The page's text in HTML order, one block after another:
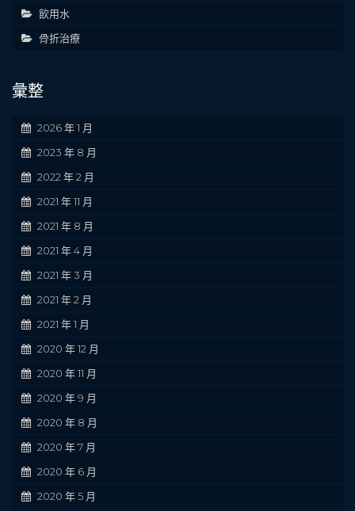
飲用水
骨折治療
彙整
2026 年 1 月
2023 年 8 月
2022 年 2 月
2021 年 11 月
2021 年 8 月
2021 年 4 月
2021 年 3 月
2021 年 2 月
2021 年 1 月
2020 年 12 月
2020 年 11 月
2020 年 9 月
2020 年 8 月
2020 年 7 月
2020 年 6 月
2020 年 5 月